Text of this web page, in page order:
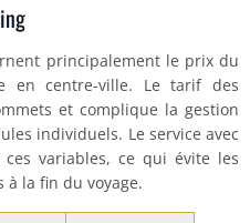
principalement le prix du
en centre-ville. Le tarif des
et complique la gestion
individuels. Le service avec
variables, ce qui évite les
à la fin du voyage.